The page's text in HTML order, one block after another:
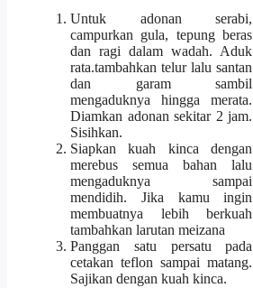
Untuk adonan serabi,
campurkan gula, tepung beras
dan ragi dalam wadah. Aduk
rata.tambahkan telur lalu santan
dan garam sambil
mengaduknya hingga merata.
Diamkan adonan sekitar 2 jam.
Sisihkan.
Siapkan kuah kinca dengan
merebus semua bahan lalu
mengaduknya sampai
mendidih. Jika kamu ingin
membuatnya lebih berkuah
tambahkan larutan meizana
Panggan satu persatu pada
cetakan teflon sampai matang.
Sajikan dengan kuah kinca.